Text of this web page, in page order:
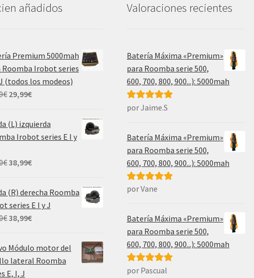
añadidos
Premium 5000mah
Roomba Irobot series
(todos los modeos)
€ El
original
era:
29,99€El
actual
(L) izquierda
Irobot series E I y
€ El
original
era:
38,99€El
actual
es:
38,99€.
(R) derecha Roomba
series E I y J
€ El
original
era:
55,00€.
38,99€El
es:
Módulo motor del
lateral Roomba
E, I, J
Valoraciones recientes
Batería Máxima «Premium»
para Roomba serie 500,
600, 700, 800, 900...): 5000mah
Valorado con
por Jaime.S
Batería Máxima «Premium»
para Roomba serie 500,
600, 700, 800, 900...): 5000mah
Valorado con
por Vane
Batería Máxima «Premium»
para Roomba serie 500,
600, 700, 800, 900...): 5000mah
Valorado con
por Pascual